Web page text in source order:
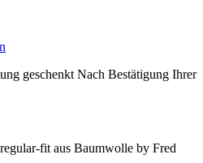
geschenkt Nach Bestätigung Ihrer
fit aus Baumwolle by Fred